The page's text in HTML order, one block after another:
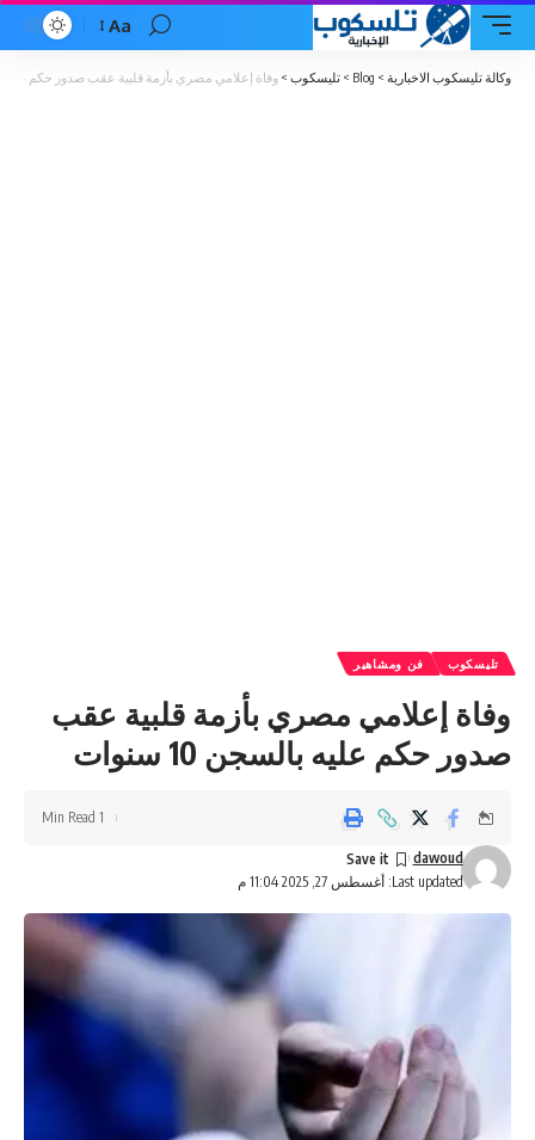
Font
Aa
وكالة تليسكوب الاخبارية >
Blog
> تليسكوب > وفاة إعلامي مصري بأزمة قلبية عقب صدور حكم عليه
تليسكوب فن ومشاهير
وفاة إعلامي مصري بأزمة قلبية عقب
صدور حكم عليه بالسجن 10 سنوات
Last updated: أغسطس 27, 2025 11:04 م
dawoud
1 Min Read